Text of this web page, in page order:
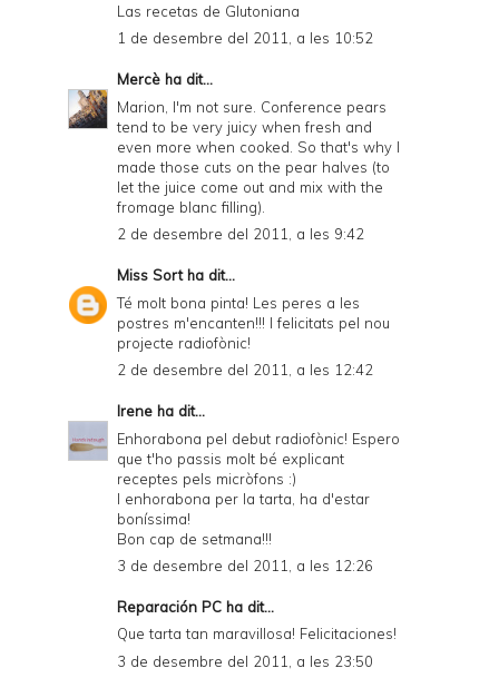
Las recetas de Glutoniana
1 de desembre del 2011, a les 10:52
Mercè ha dit...
Marion, I'm not sure. Conference pears
tend to be very juicy when fresh and
even more when cooked. So that's why I
made those cuts on the pear halves (to
let the juice come out and mix with the
fromage blanc filling).
2 de desembre del 2011, a les 9:42
Miss Sortha dit...
Té molt bona pinta! Les peres a les
postres m'encanten!!! I felicitats pel nou
projecte radiofònic!
2 de desembre del 2011, a les 12:42
Irene ha dit...
Enhorabona pel debut radiofònic! Espero
que t'ho passis molt bé explicant
receptes pels micròfons :)
I enhorabona per la tarta, ha d'estar
boníssima!
Bon cap de setmana!!!
3 de desembre del 2011, a les 12:26
Reparación PC ha dit...
Que tarta tan maravillosa! Felicitaciones!
3 de desembre del 2011, a les 23:50